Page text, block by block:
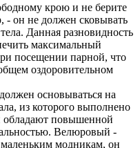
крою и не берите
- он не должен сковывать
Данная разновидность
максимальный
посещении парной, что
оздоровительном
основываться на
из которого выполнено
обладают повышенной
Велюровый -
модникам, он